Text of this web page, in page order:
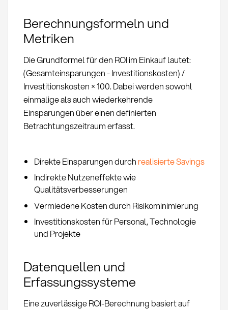
Berechnungsformeln und
Metriken
Die Grundformel für den ROI im Einkauf lautet:
(Gesamteinsparungen - Investitionskosten) /
Investitionskosten × 100. Dabei werden sowohl
einmalige als auch wiederkehrende
Einsparungen über einen definierten
Betrachtungszeitraum erfasst.
Direkte Einsparungen durch realisierte Savings
Indirekte Nutzeneffekte wie
Qualitätsverbesserungen
Vermiedene Kosten durch Risikominimierung
Investitionskosten für Personal, Technologie
und Projekte
Datenquellen und
Erfassungssysteme
Eine zuverlässige ROI-Berechnung basiert auf